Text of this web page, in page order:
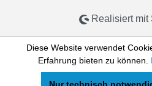
Realisiert mit
Diese Website verwendet
Erfahrung bieten zu können.